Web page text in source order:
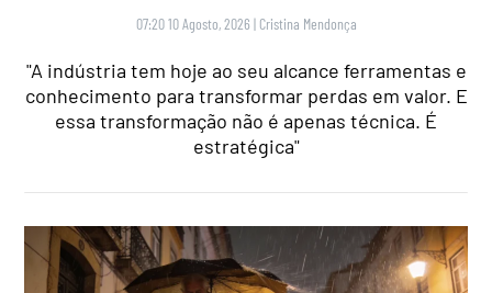
07:20 10 Agosto, 2026 | Cristina Mendonça
"A indústria tem hoje ao seu alcance ferramentas e
conhecimento para transformar perdas em valor. E
essa transformação não é apenas técnica. É
estratégica"